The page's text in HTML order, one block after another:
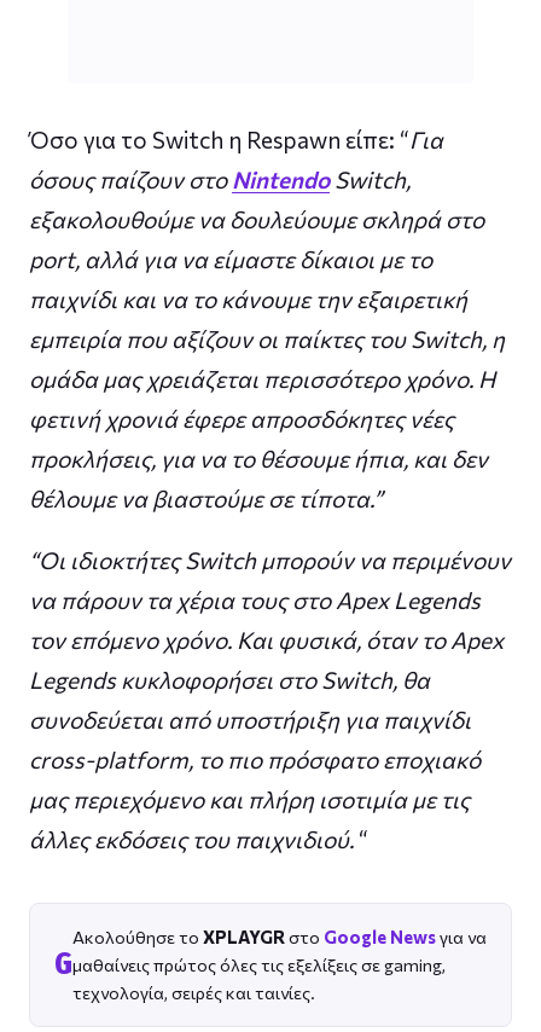
Όσο για το Switch η Respawn είπε: “Για
όσους παίζουν στοNintendoSwitch,
εξακολουθούμε να δουλεύουμε σκληρά στο
port, αλλά για να είμαστε δίκαιοι με το
παιχνίδι και να το κάνουμε την εξαιρετική
εμπειρία που αξίζουν οι παίκτες του Switch, η
ομάδα μας χρειάζεται περισσότερο χρόνο. Η
φετινή χρονιά έφερε απροσδόκητες νέες
προκλήσεις, για να το θέσουμε ήπια, και δεν
θέλουμε να βιαστούμε σε τίποτα.”
“Οι ιδιοκτήτες Switch μπορούν να περιμένουν
να πάρουν τα χέρια τους στο Apex Legends
τον επόμενο χρόνο. Και φυσικά, όταν το Apex
Legends κυκλοφορήσει στο Switch, θα
συνοδεύεται από υποστήριξη για παιχνίδι
cross-platform, το πιο πρόσφατο εποχιακό
μας περιεχόμενο και πλήρη ισοτιμία με τις
άλλες εκδόσεις του παιχνιδιού. “
G
Ακολούθησε το XPLAYGR στο Google Newsγια να
μαθαίνεις πρώτος όλες τις εξελίξεις σε gaming,
τεχνολογία, σειρές και ταινίες.